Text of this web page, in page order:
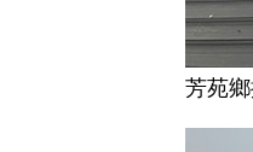
芳苑